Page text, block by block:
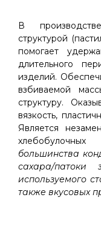
В
структурой
помогает
длительного
изделий.
взбиваемой
структуру.
вязкость,
Является
большинства
сахара/патоки
используемого
также вкусовых